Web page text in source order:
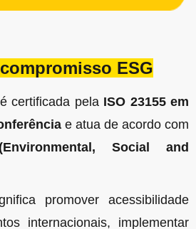
ESG
certificada pela ISO 23155 em
e atua de acordo com
Social and
promover acessibilidade
internacionais, implementar